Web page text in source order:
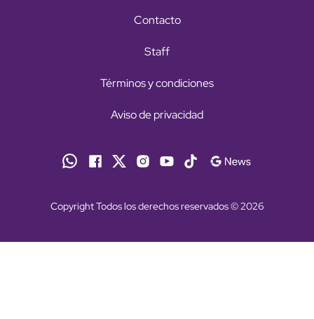
Contacto
Staff
Términos y condiciones
Aviso de privacidad
Copyright Todos los derechos reservados © 2026